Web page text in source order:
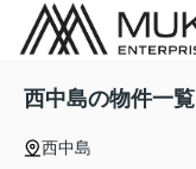
西中島の物件一覧
西中島